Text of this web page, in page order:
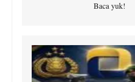
Baca yuk!